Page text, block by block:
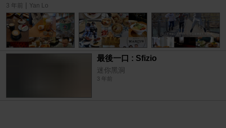
3 年前 | Yan Lo
最後一口 : Sfizio
迷你黑洞
3 年前